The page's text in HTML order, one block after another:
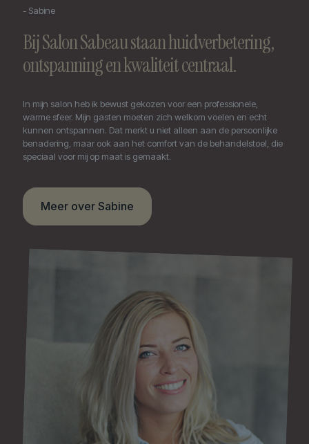
- Sabine
Bij Salon Sabeau staan huidverbetering,
ontspanning en kwaliteit centraal.
In mijn salon heb ik bewust gekozen voor een professionele,
warme sfeer. Mijn gasten moeten zich welkom voelen en echt
kunnen ontspannen. Dat merkt u niet alleen aan de persoonlijke
benadering, maar ook aan het comfort van de behandelstoel, die
speciaal voor mij op maat is gemaakt.
Meer over Sabine